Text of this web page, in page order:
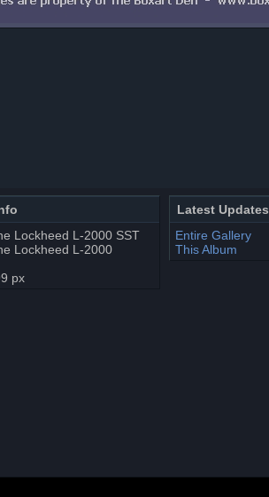
Lockheed L-2000 SST
Lockheed L-2000
px
Latest Updates
Entire Gallery
This Album